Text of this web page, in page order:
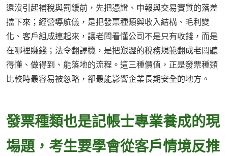
還沒引起補稅與罰鍰前，先把憑證、申報與交易實質的落差
擋下來；經營導航儀，是把發票種類與收入結構、毛利變
化、客戶組成連起來，讓老闆看懂公司不是只有收錢，而是
在哪裡賺錢；法令翻譯機，是把艱澀的稅務規範翻成老闆聽
得懂、做得到、能落地的流程。這三種價值，正是發票種類
比較時最容易被忽略，卻最能影響企業長期安全的地方。
發票種類也是記帳士專業養成的現
場題，考生要學會從客戶情境反推